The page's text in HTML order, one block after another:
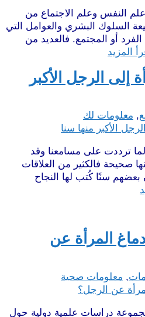
النفس وعلم الاجتماع من
السلوك البشري والعوامل التي
أو المجتمع. فالعديد من
المزيد
الرجل الأكبر
, معلومات لك
ترددت على مسامعنا وقد
صحيحة فالكثير من العلاقات
بعضهم سنًا كُتب لها النجاح
المرأة عن
, معلومات صحية
دراسات علمية دولية حول